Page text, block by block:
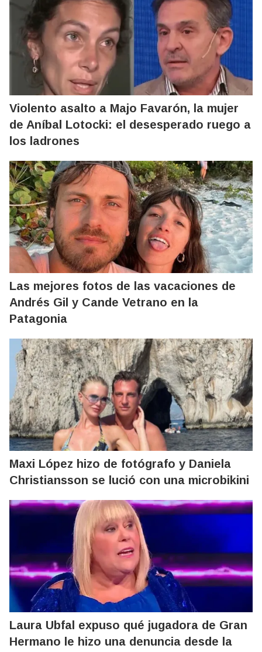
Violento asalto a Majo Favarón, la mujer
de Aníbal Lotocki: el desesperado ruego a
los ladrones
Las mejores fotos de las vacaciones de
Andrés Gil y Cande Vetrano en la
Patagonia
Maxi López hizo de fotógrafo y Daniela
Christiansson se lució con una microbikini
Laura Ubfal expuso qué jugadora de Gran
Hermano le hizo una denuncia desde la